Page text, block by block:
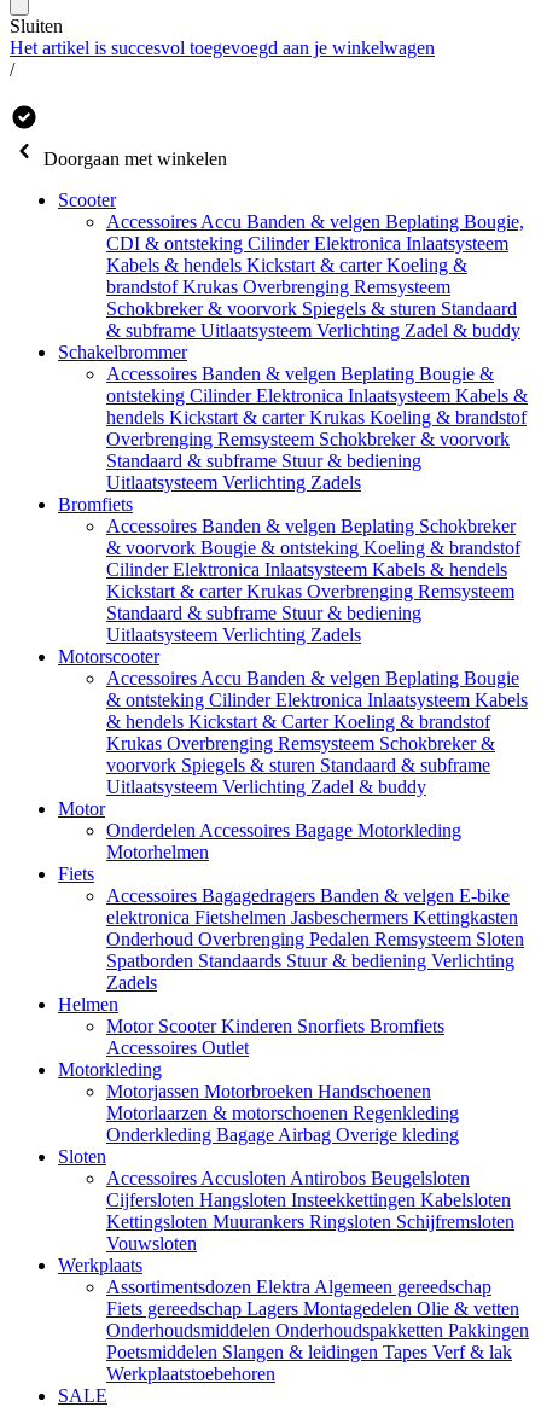
Sluiten
Het artikel is succesvol toegevoegd aan je winkelwagen
/
Doorgaan met winkelen
Scooter
Accessoires Accu Banden & velgen Beplating Bougie,
CDI & ontsteking CilinderElektronica Inlaatsysteem
Kabels & hendels Kickstart & carterKoeling &
brandstofKrukas Overbrenging Remsysteem
Schokbreker & voorvork Spiegels & sturen Standaard
& subframe Uitlaatsysteem Verlichting Zadel & buddy
Schakelbrommer
Accessoires Banden & velgen Beplating Bougie &
ontsteking CilinderElektronica Inlaatsysteem Kabels &
hendels Kickstart & carterKrukas Koeling & brandstof
Overbrenging Remsysteem Schokbreker & voorvork
Standaard & subframe Stuur & bediening
Uitlaatsysteem Verlichting Zadels
Bromfiets
Accessoires Banden & velgen Beplating Schokbreker
& voorvork Bougie & ontsteking Koeling & brandstof
CilinderElektronica Inlaatsysteem Kabels & hendels
Kickstart & carterKrukas Overbrenging Remsysteem
Standaard & subframe Stuur & bediening
Uitlaatsysteem Verlichting Zadels
Motorscooter
Accessoires Accu Banden & velgen Beplating Bougie
& ontsteking CilinderElektronica Inlaatsysteem Kabels
& hendels Kickstart & CarterKoeling & brandstof
Krukas Overbrenging Remsysteem Schokbreker &
voorvork Spiegels & sturen Standaard & subframe
Uitlaatsysteem Verlichting Zadel & buddy
Motor
Onderdelen Accessoires Bagage Motorkleding
Motorhelmen
Fiets
Accessoires Bagagedragers Banden & velgen E-bike
elektronica Fietshelmen Jasbeschermers Kettingkasten
Onderhoud Overbrenging Pedalen Remsysteem Sloten
Spatborden Standaards Stuur & bediening Verlichting
Zadels
Helmen
Motor ScooterKinderen Snorfiets Bromfiets
Accessoires Outlet
Motorkleding
Motorjassen Motorbroeken Handschoenen
Motorlaarzen & motorschoenen Regenkleding
Onderkleding Bagage Airbag Overige kleding
Sloten
Accessoires Accusloten Antirobos Beugelsloten
Cijfersloten Hangsloten Insteekkettingen Kabelsloten
Kettingsloten Muurankers Ringsloten Schijfremsloten
Vouwsloten
Werkplaats
Assortimentsdozen Elektra Algemeen gereedschap
Fiets gereedschap Lagers Montagedelen Olie & vetten
Onderhoudsmiddelen Onderhoudspakketten Pakkingen
Poetsmiddelen Slangen & leidingen Tapes Verf & lak
Werkplaatstoebehoren
SALE